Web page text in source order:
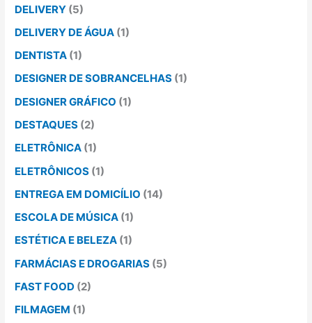
DELIVERY (5)
DELIVERY DE ÁGUA (1)
DENTISTA (1)
DESIGNER DE SOBRANCELHAS (1)
DESIGNER GRÁFICO (1)
DESTAQUES (2)
ELETRÔNICA (1)
ELETRÔNICOS (1)
ENTREGA EM DOMICÍLIO (14)
ESCOLA DE MÚSICA (1)
ESTÉTICA E BELEZA (1)
FARMÁCIAS E DROGARIAS (5)
FAST FOOD (2)
FILMAGEM (1)